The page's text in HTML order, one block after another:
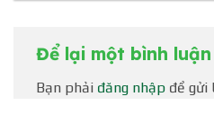
Để lại một bình luận
Bạn phải đăng nhập để gửi